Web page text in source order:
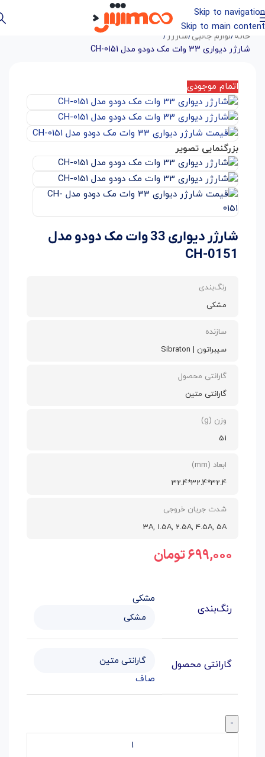
Skip to navigation
Skip to main content
خانه /لوازم جانبی/شارژر /
شارژر دیواری 33 وات مک دودو مدل CH-0151
اتمام موجودی
بزرگنمایی تصویر
شارژر دیواری 33 وات مک دودو مدل
CH-0151
رنگ‌بندی
مشکی
سازنده
سیبراتون | Sibraton
گارانتی محصول
گارانتی متین
وزن (g)
51
ابعاد (mm)
32.4*32.4*32.4
شدت جریان خروجی
3A, 1.5A, 2.5A, 4.5A, 5A
۶۹۹,۰۰۰تومان
رنگ‌بندی
مشکی
گارانتی محصول
صاف
-